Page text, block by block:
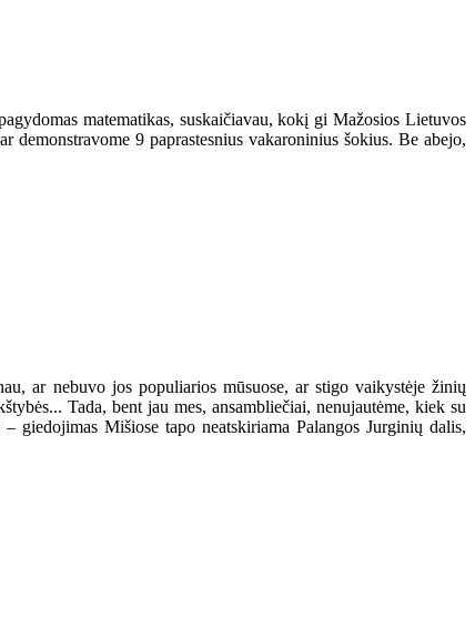
matematikas, suskaičiavau, kokį gi Mažosios Lietuvos
9 paprastesnius vakaroninius šokius. Be abejo,
ar nebuvo jos populiarios mūsuose, ar stigo vaikystėje žinių
Tada, bent jau mes, ansambliečiai, nenujautėme, kiek su
giedojimas Mišiose tapo neatskiriama Palangos Jurginių dalis,